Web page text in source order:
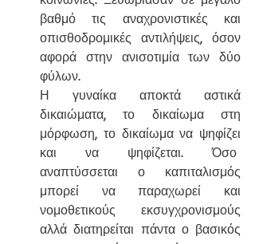
βαθμό τις αναχρονιστικές και
οπισθοδρομικές αντιλήψεις, όσον
αφορά στην ανισοτιμία των δύο
φύλων.
Η γυναίκα αποκτά αστικά
δικαιώματα, το δικαίωμα στη
μόρφωση, το δικαίωμα να ψηφίζει
και να ψηφίζεται. Όσο
αναπτύσσεται ο καπιταλισμός
μπορεί να παραχωρεί και
νομοθετικούς εκσυγχρονισμούς
αλλά διατηρείται πάντα ο βασικός